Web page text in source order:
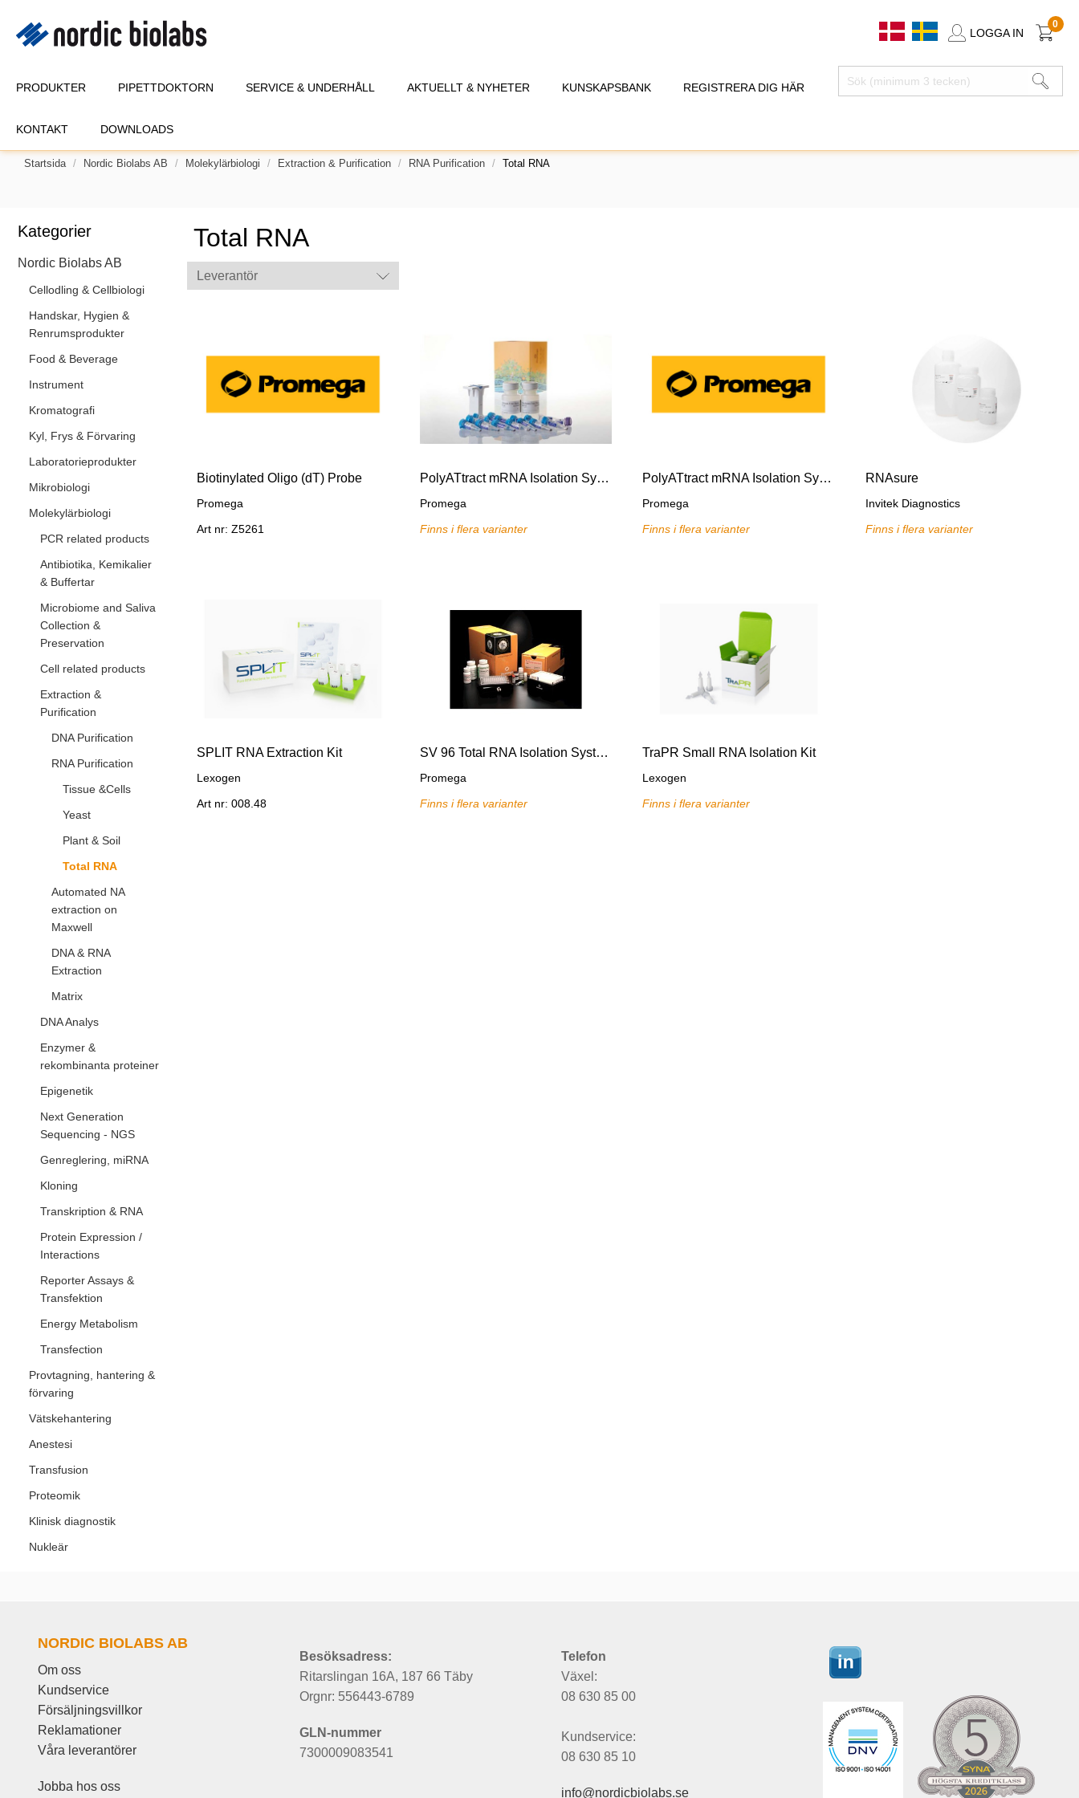
LOGGA IN
0
PRODUKTER PIPETTDOKTORN SERVICE & UNDERHÅLL AKTUELLT & NYHETER KUNSKAPSBANK REGISTRERA DIG HÄR
KONTAKT DOWNLOADS
Startsida Nordic Biolabs AB Molekylärbiologi Extraction & Purification RNA Purification Total RNA
Kategorier
Nordic Biolabs AB
Cellodling & Cellbiologi
Handskar, Hygien &
Renrumsprodukter
Food & Beverage
Instrument
Kromatografi
Kyl, Frys & Förvaring
Laboratorieprodukter
Mikrobiologi
Molekylärbiologi
PCR related products
Antibiotika, Kemikalier
& Buffertar
Microbiome and Saliva
Collection &
Preservation
Cell related products
Extraction &
Purification
DNA Purification
RNA Purification
Tissue &Cells
Yeast
Plant & Soil
Total RNA
Automated NA
extraction on
Maxwell
DNA & RNA
Extraction
Matrix
DNA Analys
Enzymer &
rekombinanta proteiner
Epigenetik
Next Generation
Sequencing - NGS
Genreglering, miRNA
Kloning
Transkription & RNA
Protein Expression /
Interactions
Reporter Assays &
Transfektion
Energy Metabolism
Transfection
Provtagning, hantering &
förvaring
Vätskehantering
Anestesi
Transfusion
Proteomik
Klinisk diagnostik
Nukleär
Total RNA
Leverantör
Biotinylated Oligo (dT) Probe
Promega
Art nr: Z5261
PolyATtract mRNA Isolation System
Promega
Finns i flera varianter
PolyATtract mRNA Isolation System I
Promega
Finns i flera varianter
RNAsure
Invitek Diagnostics
Finns i flera varianter
SPLIT RNA Extraction Kit
Lexogen
Art nr: 008.48
SV 96 Total RNA Isolation System, 1 x 96
Promega
Finns i flera varianter
TraPR Small RNA Isolation Kit
Lexogen
Finns i flera varianter
NORDIC BIOLABS AB
Om oss
Kundservice
Försäljningsvillkor
Reklamationer
Våra leverantörer
Jobba hos oss
Besöksadress:
Ritarslingan 16A, 187 66 Täby
Orgnr: 556443-6789
GLN-nummer
7300009083541
Telefon
Växel:
08 630 85 00
Kundservice:
08 630 85 10
info@nordicbiolabs.se